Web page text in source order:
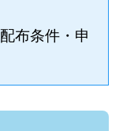
布条件・申